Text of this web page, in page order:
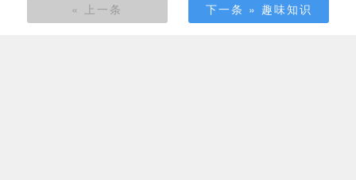
« 上一条 下一条 » 趣味知识